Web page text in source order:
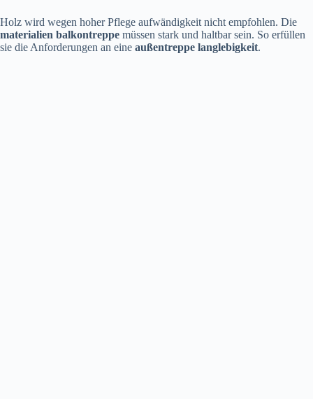
Holz wird wegen hoher Pflege aufwändigkeit nicht empfohlen. Die
materialien balkontreppe müssen stark und haltbar sein. So erfüllen
sie die Anforderungen an eine außentreppe langlebigkeit.